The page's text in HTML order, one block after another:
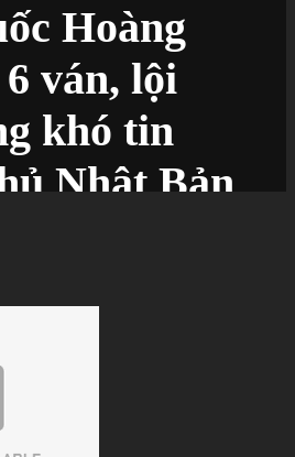
Hoàng
ván, lội
khó tin
Nhật Bản